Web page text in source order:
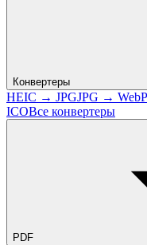
Конвертеры
HEIC → JPGJPG → WebP
ICOВсе конвертеры
PDF